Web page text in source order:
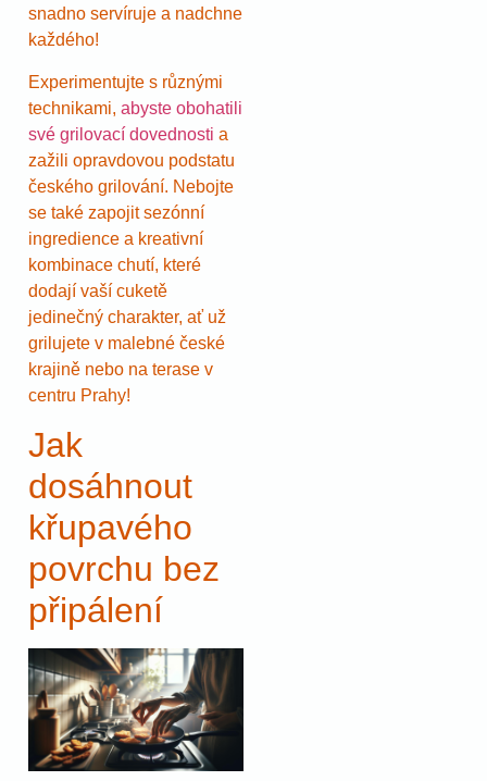
snadno servíruje a nadchne
každého!
Experimentujte s různými
technikami, abyste obohatili
své grilovací dovednosti a
zažili opravdovou podstatu
českého grilování. Nebojte
se také zapojit sezónní
ingredience a kreativní
kombinace chutí, které
dodají vaší cuketě
jedinečný charakter, ať už
grilujete v malebné české
krajině nebo na terase v
centru Prahy!
Jak
dosáhnout
křupavého
povrchu bez
připálení